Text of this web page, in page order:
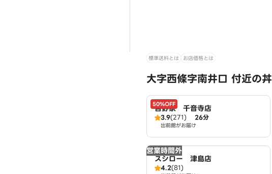
標準送料とは お店価格とは
大字西條字南井口 付近の丼
50%OFF
吉野家 千音寺店
3.9(271) 26分
出前館がお届け
営業時間外
スシロー 津島店
4.2(81)